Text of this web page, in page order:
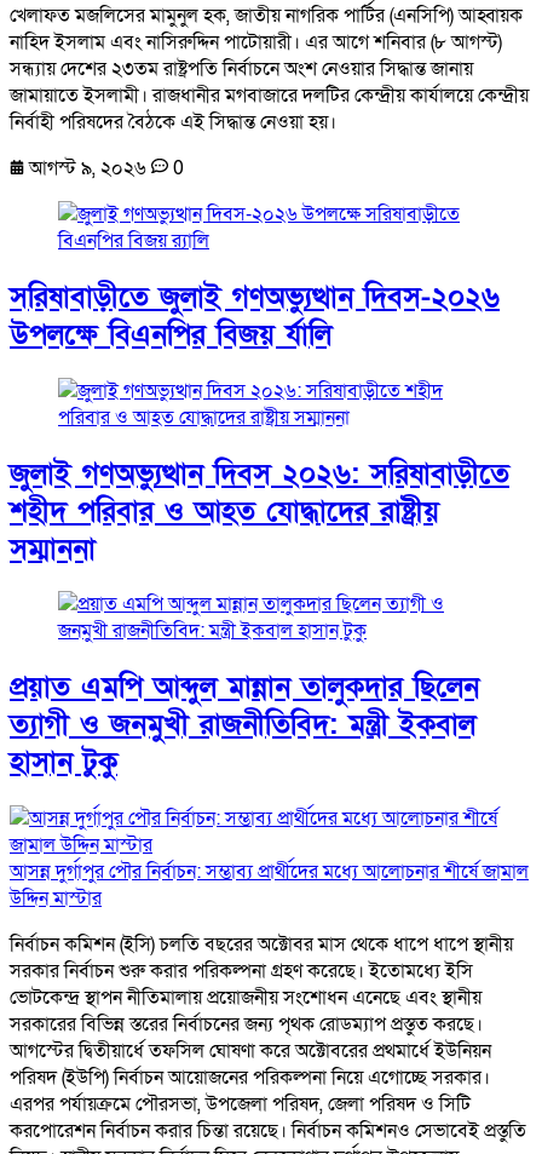
খেলাফত মজলিসের মামুনুল হক, জাতীয় নাগরিক পার্টির (এনসিপি) আহ্বায়ক
নাহিদ ইসলাম এবং নাসিরুদ্দিন পাটোয়ারী। এর আগে শনিবার (৮ আগস্ট)
সন্ধ্যায় দেশের ২৩তম রাষ্ট্রপতি নির্বাচনে অংশ নেওয়ার সিদ্ধান্ত জানায়
জামায়াতে ইসলামী। রাজধানীর মগবাজারে দলটির কেন্দ্রীয় কার্যালয়ে কেন্দ্রীয়
নির্বাহী পরিষদের বৈঠকে এই সিদ্ধান্ত নেওয়া হয়।
আগস্ট ৯, ২০২৬
0
সরিষাবাড়ীতে জুলাই গণঅভ্যুত্থান দিবস-২০২৬
উপলক্ষে বিএনপির বিজয় র্যালি
জুলাই গণঅভ্যুত্থান দিবস ২০২৬: সরিষাবাড়ীতে
শহীদ পরিবার ও আহত যোদ্ধাদের রাষ্ট্রীয়
সম্মাননা
প্রয়াত এমপি আব্দুল মান্নান তালুকদার ছিলেন
ত্যাগী ও জনমুখী রাজনীতিবিদ: মন্ত্রী ইকবাল
হাসান টুকু
আসন্ন দুর্গাপুর পৌর নির্বাচন: সম্ভাব্য প্রার্থীদের মধ্যে আলোচনার শীর্ষে জামাল
উদ্দিন মাস্টার
নির্বাচন কমিশন (ইসি) চলতি বছরের অক্টোবর মাস থেকে ধাপে ধাপে স্থানীয়
সরকার নির্বাচন শুরু করার পরিকল্পনা গ্রহণ করেছে। ইতোমধ্যে ইসি
ভোটকেন্দ্র স্থাপন নীতিমালায় প্রয়োজনীয় সংশোধন এনেছে এবং স্থানীয়
সরকারের বিভিন্ন স্তরের নির্বাচনের জন্য পৃথক রোডম্যাপ প্রস্তুত করছে।
আগস্টের দ্বিতীয়ার্ধে তফসিল ঘোষণা করে অক্টোবরের প্রথমার্ধে ইউনিয়ন
পরিষদ (ইউপি) নির্বাচন আয়োজনের পরিকল্পনা নিয়ে এগোচ্ছে সরকার।
এরপর পর্যায়ক্রমে পৌরসভা, উপজেলা পরিষদ, জেলা পরিষদ ও সিটি
করপোরেশন নির্বাচন করার চিন্তা রয়েছে। নির্বাচন কমিশনও সেভাবেই প্রস্তুতি